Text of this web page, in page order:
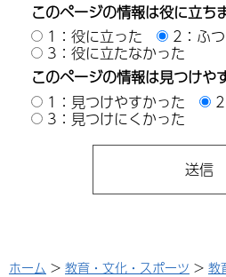
このページの情報は役に立ち
1：役に立った
2：ふ
3：役に立たなかった
このページの情報は見つけや
1：見つけやすかった
3：見つけにくかった
ホーム > 教育・文化・スポーツ > 教